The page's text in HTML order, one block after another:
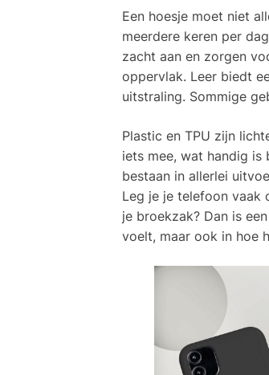
Een hoesje moet niet
meerdere keren per
zacht aan en zorgen
oppervlak. Leer biedt
uitstraling. Sommige
Plastic en TPU zijn
iets mee, wat handig is
bestaan in allerlei
Leg je je telefoon vaak
je broekzak? Dan is
voelt, maar ook in hoe